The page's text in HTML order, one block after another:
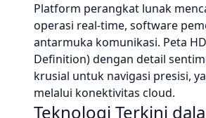
Platform perangkat lunak
operasi real-time, software
antarmuka komunikasi. Peta
Definition) dengan detail
krusial untuk navigasi presisi,
melalui konektivitas cloud.
Teknologi Terkini